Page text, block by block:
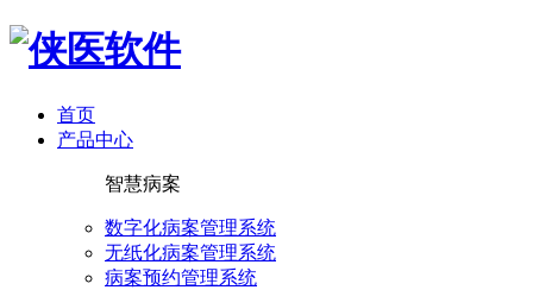
首页
产品中心
智慧病案
数字化病案管理系统
无纸化病案管理系统
病案预约管理系统